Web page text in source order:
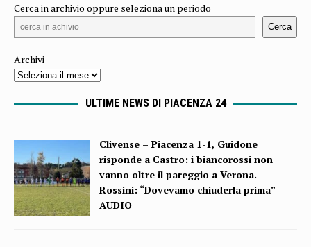
Cerca in archivio oppure seleziona un periodo
Cerca
Archivi
ULTIME NEWS DI PIACENZA 24
Clivense – Piacenza 1-1, Guidone
risponde a Castro: i biancorossi non
vanno oltre il pareggio a Verona.
Rossini: “Dovevamo chiuderla prima” –
AUDIO